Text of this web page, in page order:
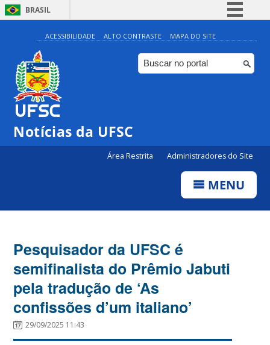
BRASIL
Simplifique!
Comunica BR
Participe
ACESSIBILIDADE ALTO CONTRASTE MAPA DO SITE
Notícias da UFSC
Área Restrita Administradores do Site
MENU
Pesquisador da UFSC é
semifinalista do Prêmio Jabuti
pela tradução de ‘As
confissões d’um italiano’
29/09/2025 11:43